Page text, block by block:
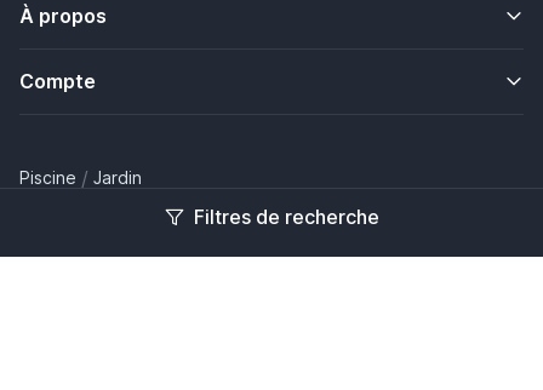
Filtres de recherche
À propos
Compte
Piscine / Jardin